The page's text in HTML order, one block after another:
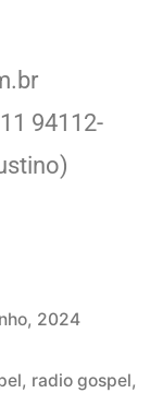
94112-
2024
, radio gospel,